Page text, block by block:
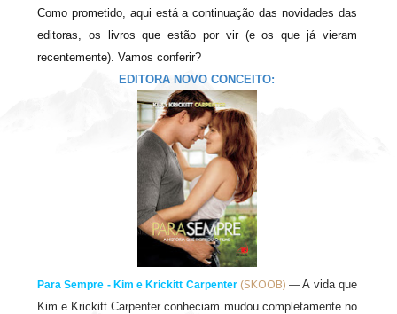
Como prometido, aqui está a continuação das novidades das
editoras, os livros que estão por vir (e os que já vieram
recentemente). Vamos conferir?
EDITORA NOVO CONCEITO:
Para Sempre - Kim e Krickitt Carpenter (SKOOB) —A vida que
Kim e Krickitt Carpenter conheciam mudou completamente no